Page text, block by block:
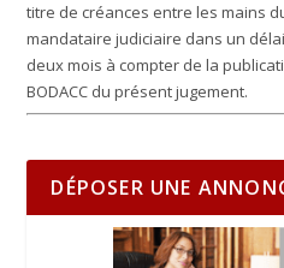
titre de créances entre les mains
mandataire judiciaire dans un
deux mois à compter de la
BODACC du présent jugement.
DÉPOSER UNE